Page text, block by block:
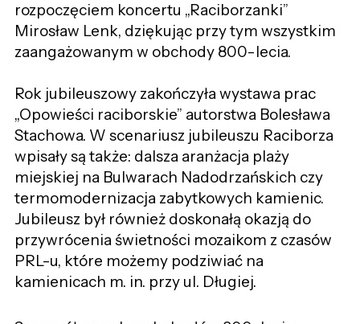
rozpoczęciem koncertu „Raciborzanki”
Mirosław Lenk, dziękując przy tym wszystkim
zaangażowanym w obchody 800-lecia.
Rok jubileuszowy zakończyła wystawa prac
„Opowieści raciborskie” autorstwa Bolesława
Stachowa. W scenariusz jubileuszu Raciborza
wpisały są także: dalsza aranżacja plaży
miejskiej na Bulwarach Nadodrzańskich czy
termomodernizacja zabytkowych kamienic.
Jubileusz był również doskonałą okazją do
przywrócenia świetności mozaikom z czasów
PRL-u, które możemy podziwiać na
kamienicach m. in. przy ul. Długiej.